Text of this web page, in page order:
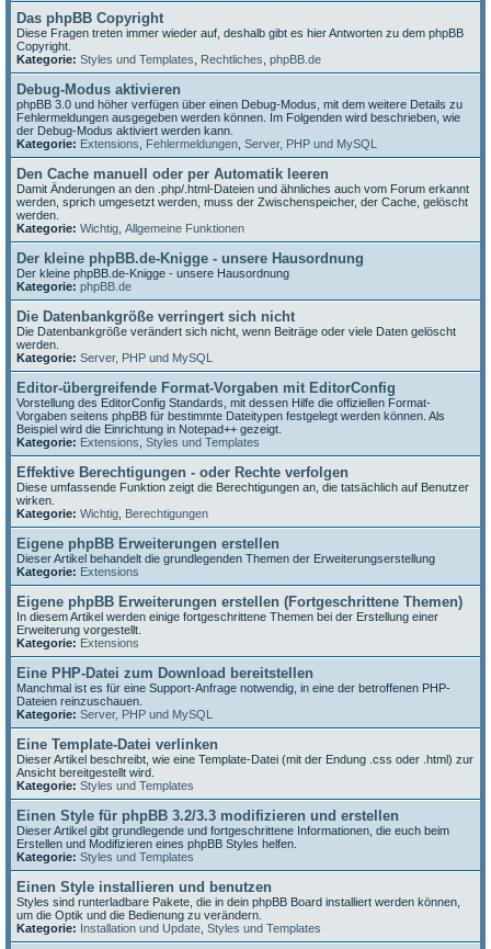
Das phpBB Copyright
Diese Fragen treten immer wieder auf, deshalb gibt es hier Antworten zu dem phpBB
Copyright.
Kategorie: Styles und Templates Rechtliches phpBB.de
Debug-Modus aktivieren
phpBB 3.0 und höher verfügen über einen Debug-Modus, mit dem weitere Details zu
Fehlermeldungen ausgegeben werden können. Im Folgenden wird beschrieben, wie
der Debug-Modus aktiviert werden kann.
Kategorie: Extensions Fehlermeldungen Server, PHP und MySQL
Den Cache manuell oder per Automatik leeren
Damit Änderungen an den .php/.html-Dateien und ähnliches auch vom Forum erkannt
werden, sprich umgesetzt werden, muss der Zwischenspeicher, der Cache, gelöscht
werden.
Kategorie: Wichtig Allgemeine Funktionen
Der kleine phpBB.de-Knigge - unsere Hausordnung
Der kleine phpBB.de-Knigge - unsere Hausordnung
Kategorie: phpBB.de
Die Datenbankgröße verringert sich nicht
Die Datenbankgröße verändert sich nicht, wenn Beiträge oder viele Daten gelöscht
werden.
Kategorie: Server, PHP und MySQL
Editor-übergreifende Format-Vorgaben mit EditorConfig
Vorstellung des EditorConfig Standards, mit dessen Hilfe die offiziellen Format-
Vorgaben seitens phpBB für bestimmte Dateitypen festgelegt werden können. Als
Beispiel wird die Einrichtung in Notepad++ gezeigt.
Kategorie: Extensions Styles und Templates
Effektive Berechtigungen - oder Rechte verfolgen
Diese umfassende Funktion zeigt die Berechtigungen an, die tatsächlich auf Benutzer
wirken.
Kategorie: Wichtig Berechtigungen
Eigene phpBB Erweiterungen erstellen
Dieser Artikel behandelt die grundlegenden Themen der Erweiterungserstellung
Kategorie: Extensions
Eigene phpBB Erweiterungen erstellen (Fortgeschrittene Themen)
In diesem Artikel werden einige fortgeschrittene Themen bei der Erstellung einer
Erweiterung vorgestellt.
Kategorie: Extensions
Eine PHP-Datei zum Download bereitstellen
Manchmal ist es für eine Support-Anfrage notwendig, in eine der betroffenen PHP-
Dateien reinzuschauen.
Kategorie: Server, PHP und MySQL
Eine Template-Datei verlinken
Dieser Artikel beschreibt, wie eine Template-Datei (mit der Endung .css oder .html) zur
Ansicht bereitgestellt wird.
Kategorie: Styles und Templates
Einen Style für phpBB 3.2/3.3 modifizieren und erstellen
Dieser Artikel gibt grundlegende und fortgeschrittene Informationen, die euch beim
Erstellen und Modifizieren eines phpBB Styles helfen.
Kategorie: Styles und Templates
Einen Style installieren und benutzen
Styles sind runterladbare Pakete, die in dein phpBB Board installiert werden können,
um die Optik und die Bedienung zu verändern.
Kategorie: Installation und Update Styles und Templates